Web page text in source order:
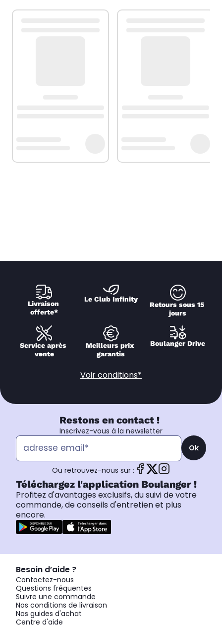
Livraison
offerte*
Le Club Infinity
Retours sous 15
jours
Service après
vente
Meilleurs prix
garantis
Boulanger Drive
Voir conditions*
Restons en contact !
Inscrivez-vous à la newsletter
Ok
Ou retrouvez-nous sur :
Téléchargez l'application Boulanger !
Profitez d'avantages exclusifs, du suivi de votre
commande, de conseils d'entretien et plus
encore.
Besoin d’aide ?
Contactez-nous
Questions fréquentes
Suivre une commande
Nos conditions de livraison
Nos guides d'achat
Centre d'aide